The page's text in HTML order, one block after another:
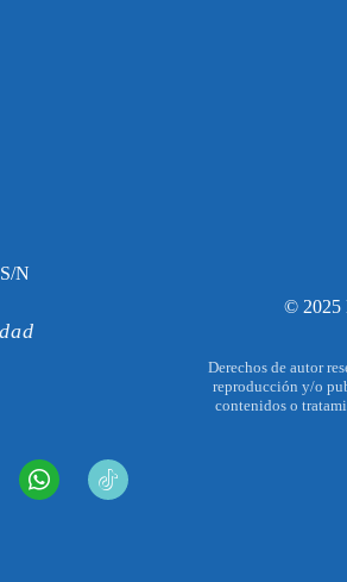
N
whatsapp tiktok2
© 2025
Derechos de autor
reproducción y/o
contenidos o